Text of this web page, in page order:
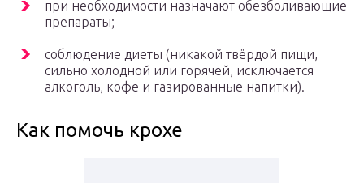
при необходимости назначают обезболивающие
препараты;
соблюдение диеты (никакой твёрдой пищи,
сильно холодной или горячей, исключается
алкоголь, кофе и газированные напитки).
Как помочь крохе